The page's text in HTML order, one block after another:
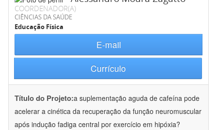
COORDENADOR(A)
CIÊNCIAS DA SAÚDE
Educação Física
E-mail
Currículo
Título do Projeto:a suplementação aguda de cafeína pode
acelerar a cinética da recuperação da função neuromuscular
após indução fadiga central por exercício em hipóxia?